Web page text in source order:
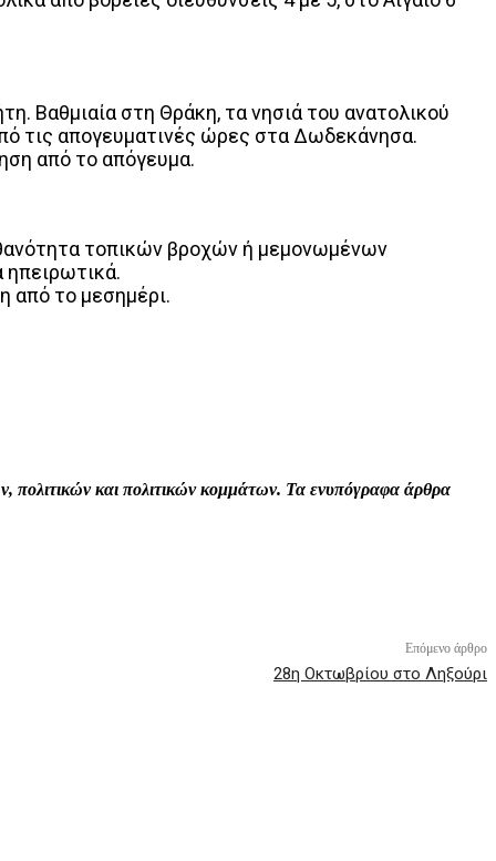
Βαθμιαία στη Θράκη, τα νησιά του ανατολικού
τις απογευματινές ώρες στα Δωδεκάνησα.
από το απόγευμα.
τοπικών βροχών ή μεμονωμένων
ηπειρωτικά.
από το μεσημέρι.
πολιτικών και πολιτικών κομμάτων. Τα ενυπόγραφα άρθρα
Επόμενο άρθρο
28η Οκτωβρίου στο Ληξούρι